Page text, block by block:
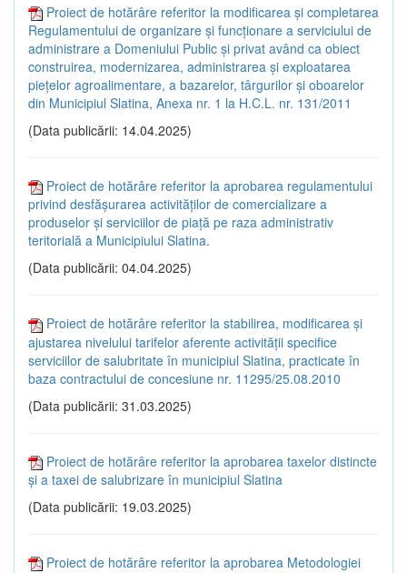
Proiect de hotărâre referitor la modificarea și completarea
Regulamentului de organizare și funcționare a serviciului de
administrare a Domeniului Public și privat având ca obiect
construirea, modernizarea, administrarea și exploatarea
piețelor agroalimentare, a bazarelor, târgurilor și oboarelor
din Municipiul Slatina, Anexa nr. 1 la H.C.L. nr. 131/2011
(Data publicării: 14.04.2025)
Proiect de hotărâre referitor la aprobarea regulamentului
privind desfăşurarea activităţilor de comercializare a
produselor şi serviciilor de piaţă pe raza administrativ
teritorială a Municipiului Slatina.
(Data publicării: 04.04.2025)
Proiect de hotărâre referitor la stabilirea, modificarea şi
ajustarea nivelului tarifelor aferente activității specifice
serviciilor de salubritate în municipiul Slatina, practicate în
baza contractului de concesiune nr. 11295/25.08.2010
(Data publicării: 31.03.2025)
Proiect de hotărâre referitor la aprobarea taxelor distincte
și a taxei de salubrizare în municipiul Slatina
(Data publicării: 19.03.2025)
Proiect de hotărâre referitor la aprobarea Metodologiei